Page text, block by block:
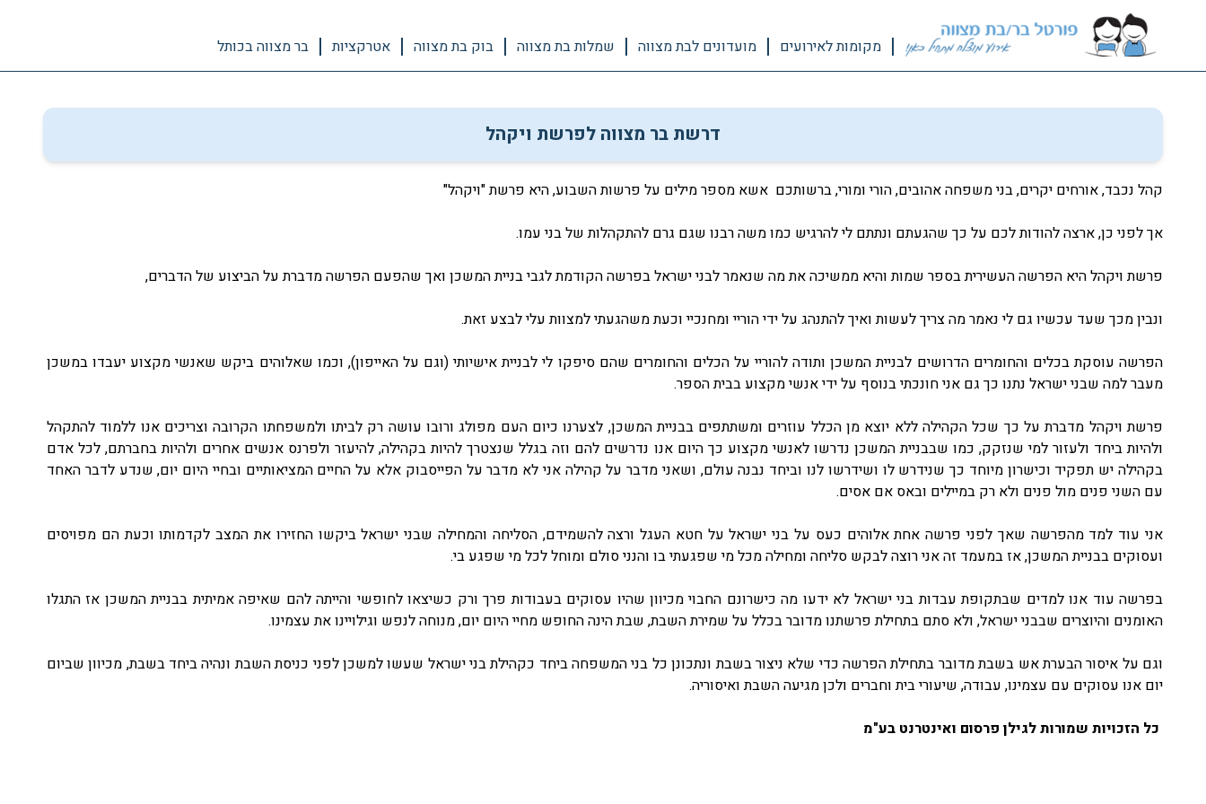
מקומות לאירועים מועדונים לבת מצווה שמלות בת מצווה בוק בת מצווה אטרקציות בר מצווה בכותל
דרשת בר מצווה לפרשת ויקהל
קהל נכבד, אורחים יקרים, בני משפחה אהובים, הורי ומורי, ברשותכם אשא מספר מילים על פרשות השבוע, היא פרשת "ויקהל"
אך לפני כן, ארצה להודות לכם על כך שהגעתם ונתתם לי להרגיש כמו משה רבנו שגם גרם להתקהלות של בני עמו.
פרשת ויקהל היא הפרשה העשירית בספר שמות והיא ממשיכה את מה שנאמר לבני ישראל בפרשה הקודמת לגבי בניית המשכן ואך שהפעם הפרשה מדברת על הביצוע של הדברים,
ונבין מכך שעד עכשיו גם לי נאמר מה צריך לעשות ואיך להתנהג על ידי הוריי ומחנכיי וכעת משהגעתי למצוות עלי לבצע זאת.
הפרשה עוסקת בכלים והחומרים הדרושים לבניית המשכן ותודה להוריי על הכלים והחומרים שהם סיפקו לי לבניית אישיותי (וגם על האייפון), וכמו שאלוהים ביקש שאנשי מקצוע יעבדו במשכן
מעבר למה שבני ישראל נתנו כך גם אני חונכתי בנוסף על ידי אנשי מקצוע בבית הספר.
פרשת ויקהל מדברת על כך שכל הקהילה ללא יוצא מן הכלל עוזרים ומשתתפים בבניית המשכן, לצערנו כיום העם מפולג ורובו עושה רק לביתו ולמשפחתו הקרובה וצריכים אנו ללמוד להתקהל
ולהיות ביחד ולעזור למי שנזקק, כמו שבבניית המשכן נדרשו לאנשי מקצוע כך היום אנו נדרשים להם וזה בגלל שנצטרך להיות בקהילה, להיעזר ולפרנס אנשים אחרים ולהיות בחברתם, לכל אדם
בקהילה יש תפקיד וכישרון מיוחד כך שנידרש לו ושידרשו לנו וביחד נבנה עולם, ושאני מדבר על קהילה אני לא מדבר על הפייסבוק אלא על החיים המציאותיים ובחיי היום יום, שנדע לדבר האחד
עם השני פנים מול פנים ולא רק במיילים ובאס אם אסים.
אני עוד למד מהפרשה שאך לפני פרשה אחת אלוהים כעס על בני ישראל על חטא העגל ורצה להשמידם, הסליחה והמחילה שבני ישראל ביקשו החזירו את המצב לקדמותו וכעת הם מפויסים
ועסוקים בבניית המשכן, אז במעמד זה אני רוצה לבקש סליחה ומחילה מכל מי שפגעתי בו והנני סולם ומוחל לכל מי שפגע בי.
בפרשה עוד אנו למדים שבתקופת עבדות בני ישראל לא ידעו מה כישרונם החבוי מכיוון שהיו עסוקים בעבודות פרך ורק כשיצאו לחופשי והייתה להם שאיפה אמיתית בבניית המשכן אז התגלו
האומנים והיוצרים שבבני ישראל, ולא סתם בתחילת פרשתנו מדובר בכלל על שמירת השבת, שבת הינה החופש מחיי היום יום, מנוחה לנפש וגילויינו את עצמינו.
וגם על איסור הבערת אש בשבת מדובר בתחילת הפרשה כדי שלא ניצור בשבת ונתכונן כל בני המשפחה ביחד כקהילת בני ישראל שעשו למשכן לפני כניסת השבת ונהיה ביחד בשבת, מכיוון שביום
יום אנו עסוקים עם עצמינו, עבודה, שיעורי בית וחברים ולכן מגיעה השבת ואיסוריה.
כל הזכויות שמורות לגילן פרסום ואינטרנט בע"מ